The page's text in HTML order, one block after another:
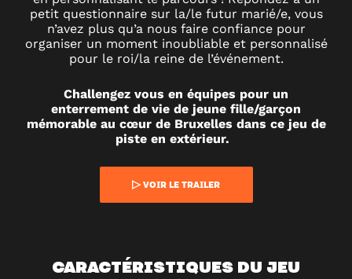
petit questionnaire sur la/le futur marié/e, vous
n’avez plus qu’a nous faire confiance pour
organiser un moment inoubliable et personnalisé
pour le roi/la reine de l’événement.
Challengez vous en équipes pour un
enterrement de vie de jeune fille/garçon
mémorable au cœur de Bruxelles dans ce jeu de
piste en extérieur.
▷ VOIR LE TRAILER
CARACTÉRISTIQUES DU JEU